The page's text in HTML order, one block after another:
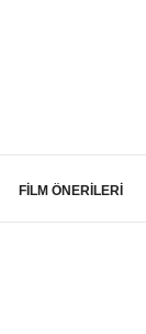
FİLM ÖNERİLERİ